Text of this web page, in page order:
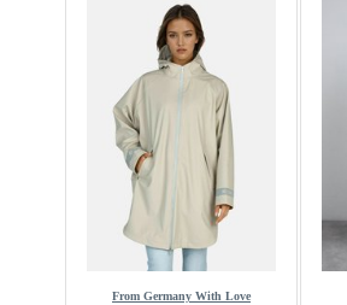
From Germany With Love